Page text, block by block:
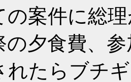
の案件に総
の夕食費、
れたらブチ